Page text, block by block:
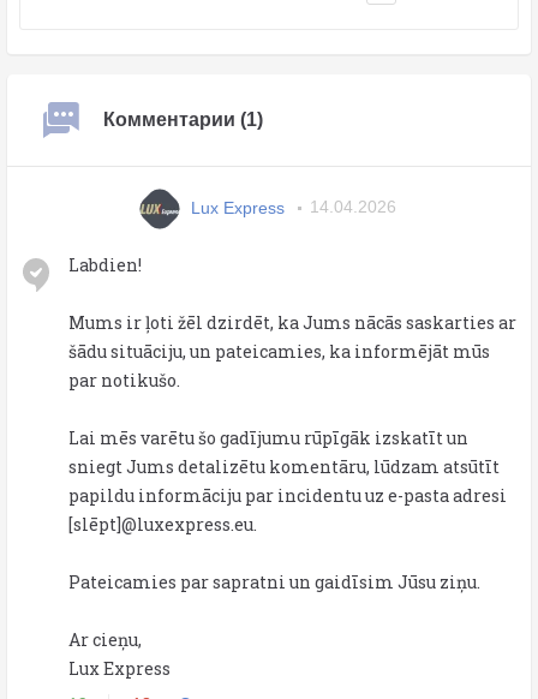
Комментарии (1)
Lux Express 14.04.2026
Labdien!
Mums ir ļoti žēl dzirdēt, ka Jums nācās saskarties ar
šādu situāciju, un pateicamies, ka informējāt mūs
par notikušo.
Lai mēs varētu šo gadījumu rūpīgāk izskatīt un
sniegt Jums detalizētu komentāru, lūdzam atsūtīt
papildu informāciju par incidentu uz e-pasta adresi
[slēpt]@luxexpress.eu.
Pateicamies par sapratni un gaidīsim Jūsu ziņu.
Ar cieņu,
Lux Express